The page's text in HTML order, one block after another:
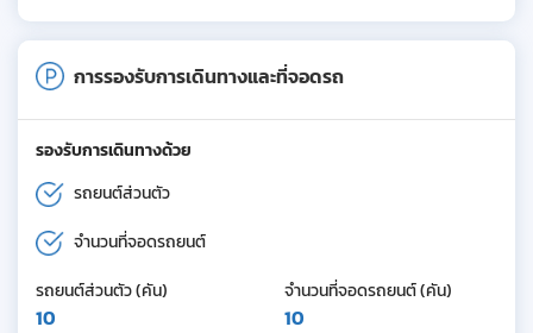
การรองรับการเดินทางและที่จอดรถ
รองรับการเดินทางด้วย
รถยนต์ส่วนตัว
จำนวนที่จอดรถยนต์
รถยนต์ส่วนตัว (คัน)
10
จำนวนที่จอดรถยนต์ (คัน)
10